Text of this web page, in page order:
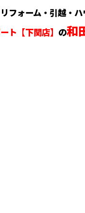
フォーム・引越・
ト 【下関店】 の和